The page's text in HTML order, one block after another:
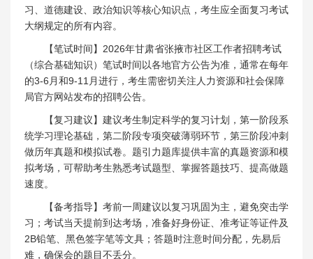
习、道德建设、政治知识等核心知识点，考生应全面复习考试
大纲规定的所有内容。
【笔试时间】2026年甘肃省张掖市社区工作者招聘考试
（综合基础知识）笔试时间以各地官方公告为准，通常在每年
的3-6月和9-11月进行，考生需密切关注人力资源和社会保障
局官方网站发布的招聘公告。
【复习建议】建议考生制定科学的复习计划，第一阶段系
统学习理论基础，第二阶段专项突破薄弱环节，第三阶段冲刺
做历年真题和模拟试卷。题引力题库提供丰富的真题资源和模
拟考场，可帮助考生熟悉考试题型、掌握答题技巧、提高做题
速度。
【备考指导】考前一周建议以复习巩固为主，避免突击学
习；考试当天提前到达考场，准备好身份证、准考证等证件及
2B铅笔、黑色签字笔等文具；答题时注意时间分配，先易后
难，确保会的题目不丢分。